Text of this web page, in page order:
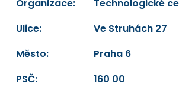
Organizace:
Technologické
Ulice:
Ve Struhách 27
Město:
Praha 6
PSČ:
160 00